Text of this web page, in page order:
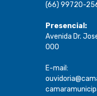
(66) 99720-
Presencial:
Avenida Dr.
000
E-mail: